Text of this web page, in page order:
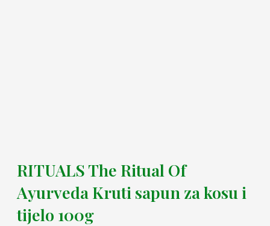
RITUALS The Ritual Of
Ayurveda Kruti sapun za kosu i
tijelo 100g